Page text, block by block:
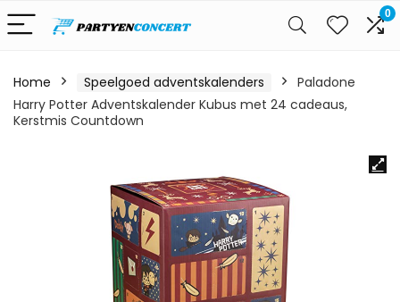
0
Home Speelgoed adventskalenders
Paladone
Harry Potter Adventskalender Kubus met 24 cadeaus,
Kerstmis Countdown